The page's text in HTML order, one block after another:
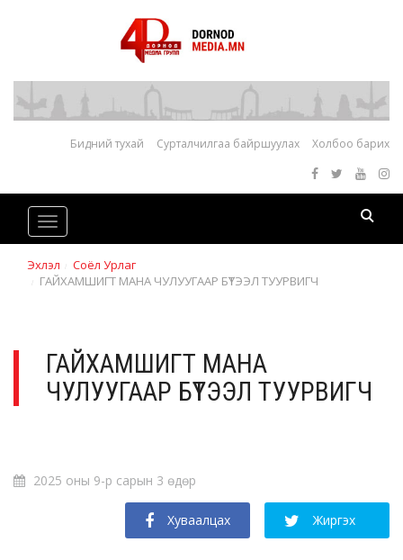
Бидний тухай Сурталчилгаа байршуулах Холбоо барих
Toggle
navigation
Эхлэл
Соёл Урлаг
ГАЙХАМШИГТ МАНА ЧУЛУУГААР БҮТЭЭЛ ТУУРВИГЧ
ГАЙХАМШИГТ МАНА
ЧУЛУУГААР БҮТЭЭЛ ТУУРВИГЧ
2025 оны 9-р сарын 3 өдөр
Хуваалцах Жиргэх